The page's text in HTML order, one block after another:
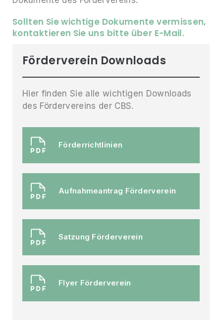
Sollten Sie wichtige Dokumente vermissen,
kontaktieren Sie uns bitte über E-Mail.
Förderverein Downloads
Hier finden Sie alle wichtigen Downloads
des Fördervereins der CBS.
Förderrichtlinien
Aufnahmeantrag Förderverein
Satzung Förderverein
Flyer Förderverein